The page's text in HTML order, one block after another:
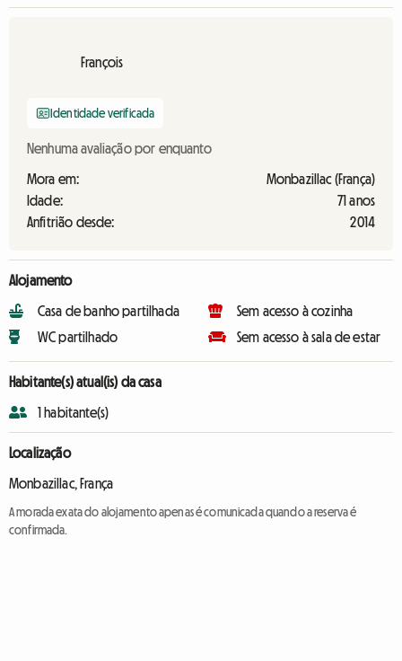
François
Identidade verificada
Nenhuma avaliação por enquanto
Mora em:
Monbazillac (França)
Idade:
71 anos
Anfitrião desde:
2014
Alojamento
Casa de banho partilhada
WC partilhado
Sem acesso à cozinha
Sem acesso à sala de estar
Habitante(s) atual(is) da casa
1 habitante(s)
Localização
Monbazillac, França
A morada exata do alojamento apenas é comunicada quando a reserva é
confirmada.